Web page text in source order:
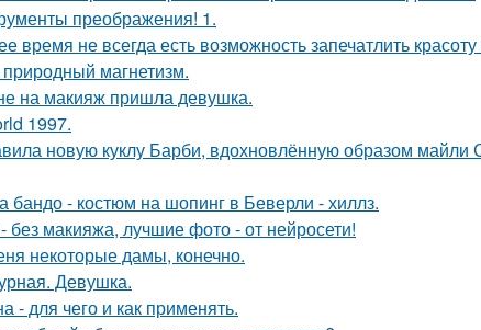
преображения! 1.
время не всегда есть возможность запечатлить
природный магнетизм.
на макияж пришла девушка.
1997.
новую куклу Барби, вдохновлённую образом майли
бандо - костюм на шопинг в Беверли - хиллз.
без макияжа, лучшие фото - от нейросети!
некоторые дамы, конечно.
Девушка.
- для чего и как применять.